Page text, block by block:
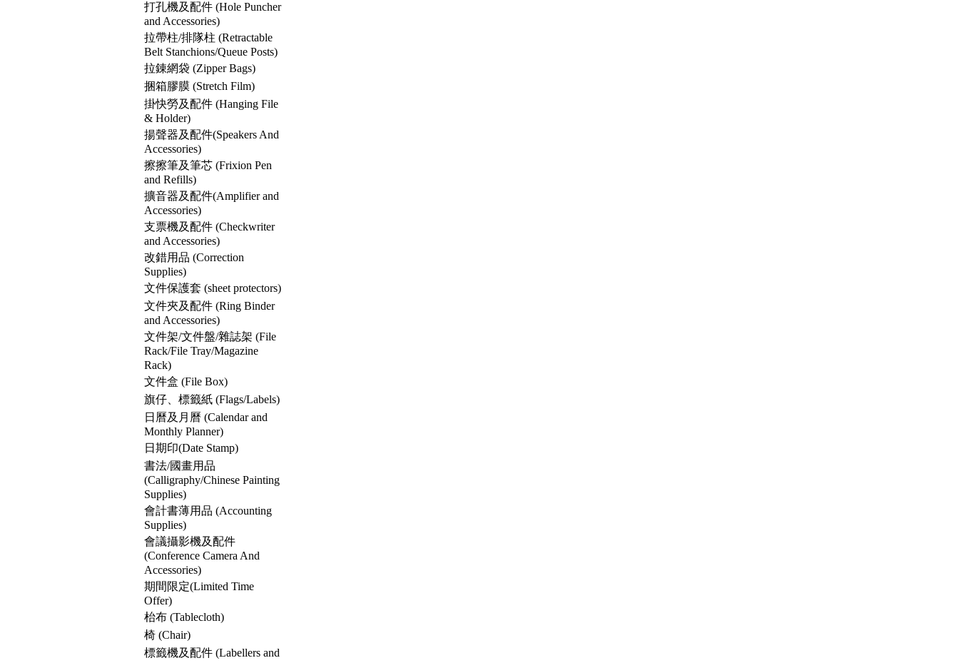
打孔機及配件 (Hole Puncher
and Accessories)
拉帶柱/排隊柱 (Retractable
Belt Stanchions/Queue Posts)
拉錬網袋 (Zipper Bags)
捆箱膠膜 (Stretch Film)
掛快勞及配件 (Hanging File
& Holder)
揚聲器及配件(Speakers And
Accessories)
擦擦筆及筆芯 (Frixion Pen
and Refills)
擴音器及配件(Amplifier and
Accessories)
支票機及配件 (Checkwriter
and Accessories)
改錯用品 (Correction
Supplies)
文件保護套 (sheet protectors)
文件夾及配件 (Ring Binder
and Accessories)
文件架/文件盤/雜誌架 (File
Rack/File Tray/Magazine
Rack)
文件盒 (File Box)
旗仔、標籤紙 (Flags/Labels)
日曆及月曆 (Calendar and
Monthly Planner)
日期印(Date Stamp)
書法/國畫用品
(Calligraphy/Chinese Painting
Supplies)
會計書薄用品 (Accounting
Supplies)
會議攝影機及配件
(Conference Camera And
Accessories)
期間限定(Limited Time
Offer)
枱布 (Tablecloth)
椅 (Chair)
標籤機及配件 (Labellers and